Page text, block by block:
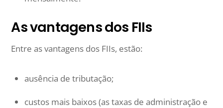
As vantagens dos FIIs
Entre as vantagens dos FIIs, estão:
ausência de tributação;
custos mais baixos (as taxas de administração e